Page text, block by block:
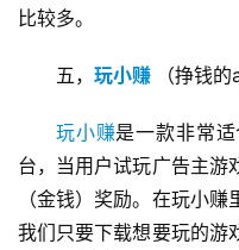
手
登录
比较多。
五， 玩小赚 （挣钱
玩小赚是一款非常
台，当用户试玩广告主游
（金钱）奖励。在玩小赚
我们只要下载想要玩的游